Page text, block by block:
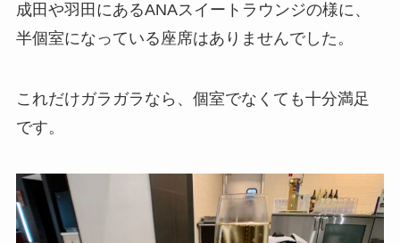
成田や羽田にあるANAスイートラウンジの様に、
半個室になっている座席はありませんでした。
これだけガラガラなら、個室でなくても十分満足
です。